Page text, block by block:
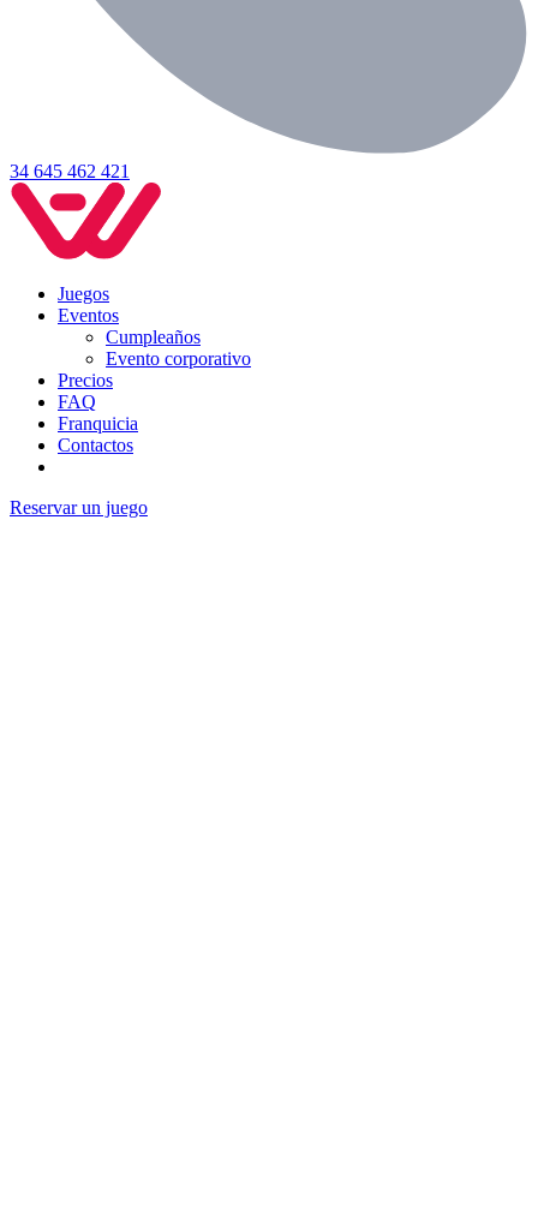
34 645 462 421
Juegos
Eventos
Cumpleaños
Evento corporativo
Precios
FAQ
Franquicia
Contactos
Reservar un juego